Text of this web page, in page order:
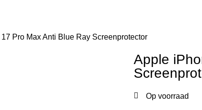
Pro Max Anti Blue Ray Screenprotector
Apple
Op voorraad